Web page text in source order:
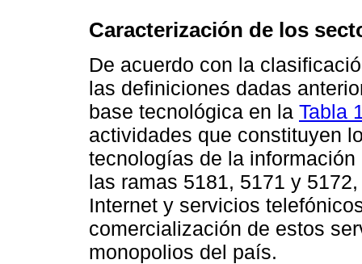
Caracterización de los
De acuerdo con la
las definiciones dadas
base tecnológica en la Tabla
actividades que constituyen
tecnologías de la
las ramas 5181, 5171 y
Internet y servicios
comercialización de estos
monopolios del país.